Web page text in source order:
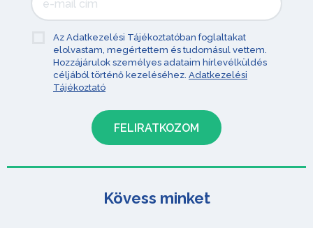
Az Adatkezelési Tájékoztatóban foglaltakat
elolvastam, megértettem és tudomásul vettem.
Hozzájárulok személyes adataim hírlevélküldés
céljából történő kezeléséhez. Adatkezelési
Tájékoztató
Kövess minket